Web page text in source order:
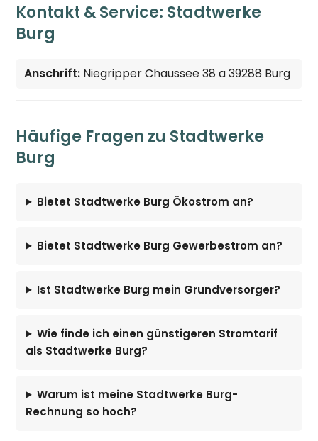
Kontakt & Service: Stadtwerke
Burg
Anschrift: Niegripper Chaussee 38 a 39288 Burg
Häufige Fragen zu Stadtwerke
Burg
Bietet Stadtwerke Burg Ökostrom an?
Bietet Stadtwerke Burg Gewerbestrom an?
Ist Stadtwerke Burg mein Grundversorger?
Wie finde ich einen günstigeren Stromtarif
als Stadtwerke Burg?
Warum ist meine Stadtwerke Burg-
Rechnung so hoch?